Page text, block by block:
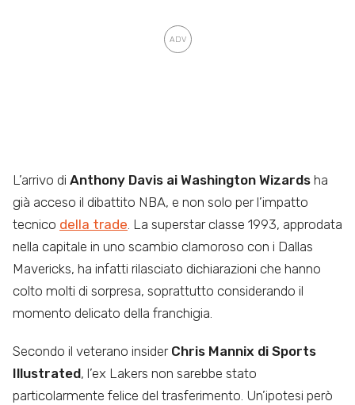
L’arrivo di Anthony Davis ai Washington Wizards ha
già acceso il dibattito NBA, e non solo per l’impatto
tecnico della trade . La superstar classe 1993, approdata
nella capitale in uno scambio clamoroso con i Dallas
Mavericks, ha infatti rilasciato dichiarazioni che hanno
colto molti di sorpresa, soprattutto considerando il
momento delicato della franchigia.
Secondo il veterano insider Chris Mannix di Sports
Illustrated, l’ex Lakers non sarebbe stato
particolarmente felice del trasferimento. Un’ipotesi però